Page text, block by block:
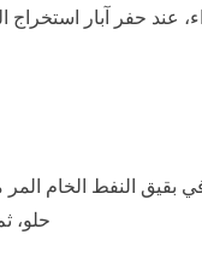
عند حفر آبار
بقيق النفط الخام